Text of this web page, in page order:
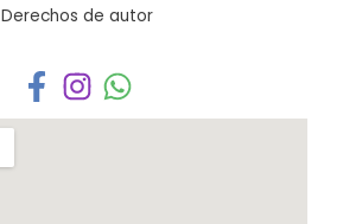
Derechos de autor